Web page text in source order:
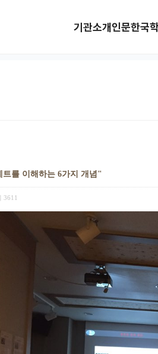
기관소개인문한국
를 이해하는 6가지 개념"
3611